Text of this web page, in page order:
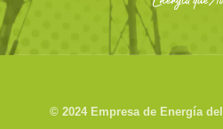
© 2024 Empresa de Energía del